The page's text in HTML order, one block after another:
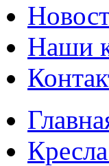
Наши